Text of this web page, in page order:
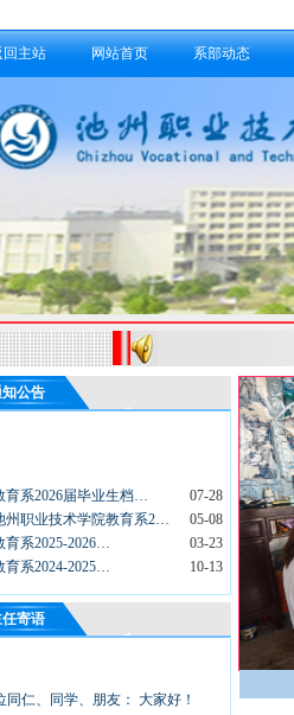
回主站 网站首页 系部动态
公告
育系2026届毕业生档…
07-28
州职业技术学院教育系2…
05-08
育系2025-2026…
03-23
育系2024-2025…
10-13
育系2025-2026… 09-23
系2025届毕业生档…
梦琴、胡叶萍退学公告
寄语
同仁、同学、朋友： 大家好！